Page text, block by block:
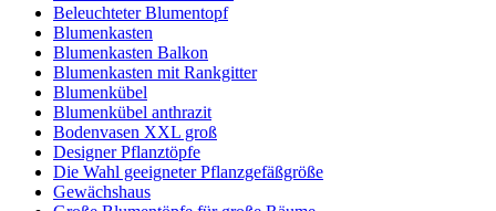
Beleuchteter Blumentopf
Blumenkasten
Blumenkasten Balkon
Blumenkasten mit Rankgitter
Blumenkübel
Blumenkübel anthrazit
Bodenvasen XXL groß
Designer Pflanztöpfe
Die Wahl geeigneter Pflanzgefäßgröße
Gewächshaus